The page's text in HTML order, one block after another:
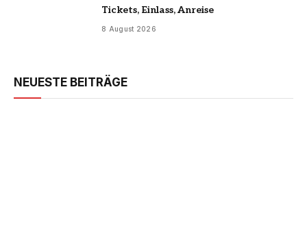
Tickets, Einlass, Anreise
8 August 2026
NEUESTE BEITRÄGE